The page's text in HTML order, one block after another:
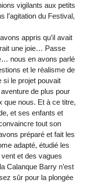
vigilants aux petits
l’agitation du Festival,
appris qu’il avait
une joie… Passe
nous en avons parlé
et le réalisme de
si le projet pouvait
aventure de plus pour
que nous. Et à ce titre,
et ses enfants et
tout son
préparé et fait les
adapté, étudié les
et des vagues
Calanque Barry n’est
sûr pour la plongée